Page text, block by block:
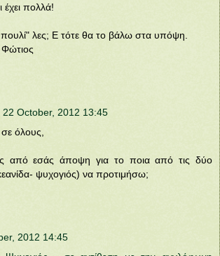
έχει πολλά!
λες; Ε τότε θα το βάλω στα υπόψη.
22 October, 2012 13:45
όλους,
από εσάς άποψη για το ποια από τις δύο
ψυχογιός) να προτιμήσω;
2012 14:45